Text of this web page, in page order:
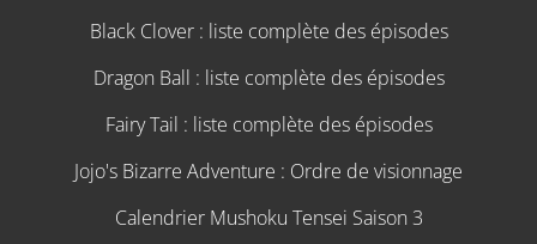
Black Clover : liste complète des épisodes
Dragon Ball : liste complète des épisodes
Fairy Tail : liste complète des épisodes
Jojo's Bizarre Adventure : Ordre de visionnage
Calendrier Mushoku Tensei Saison 3